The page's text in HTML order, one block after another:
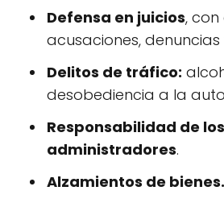
Defensa en juicios, con
acusaciones, denuncias
Delitos de tráfico:
desobediencia a la
Responsabilidad de los
administradores.
Alzamientos de bienes.